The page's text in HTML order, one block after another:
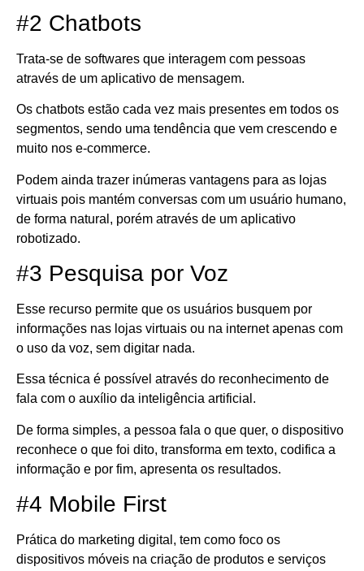
#2 Chatbots
Trata-se de softwares que interagem com pessoas
através de um aplicativo de mensagem.
Os chatbots estão cada vez mais presentes em todos os
segmentos, sendo uma tendência que vem crescendo e
muito nos e-commerce.
Podem ainda trazer inúmeras vantagens para as lojas
virtuais pois mantém conversas com um usuário humano,
de forma natural, porém através de um aplicativo
robotizado.
#3 Pesquisa por Voz
Esse recurso permite que os usuários busquem por
informações nas lojas virtuais ou na internet apenas com
o uso da voz, sem digitar nada.
Essa técnica é possível através do reconhecimento de
fala com o auxílio da inteligência artificial.
De forma simples, a pessoa fala o que quer, o dispositivo
reconhece o que foi dito, transforma em texto, codifica a
informação e por fim, apresenta os resultados.
#4 Mobile First
Prática do marketing digital, tem como foco os
dispositivos móveis na criação de produtos e serviços